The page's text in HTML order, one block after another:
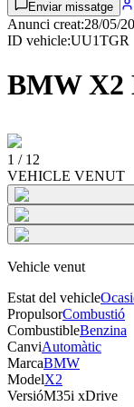
Enviar missatge
Anunci creat:28/05/
ID vehicle:UU1TGR
BMW X2
1 / 12
VEHICLE VENUT
Vehicle venut
Estat del vehicle
PropulsorCombustió
CombustibleBenzina
CanviAutomàtic
MarcaBMW
ModelX2
VersióM35i xDrive